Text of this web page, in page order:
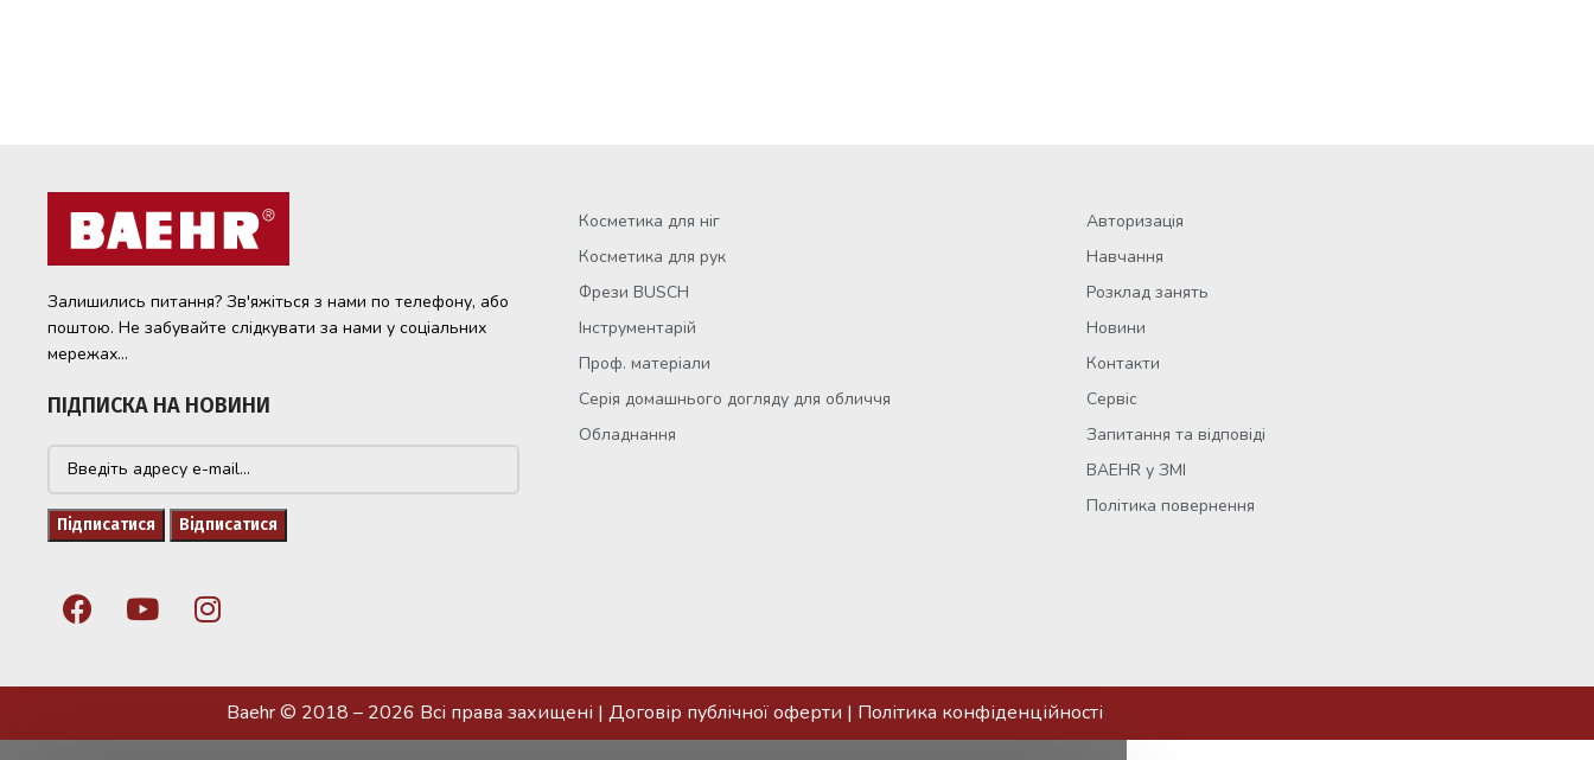
Залишились питання? Зв'яжіться з нами по телефону, або
поштою. Не забувайте слідкувати за нами у соціальних
мережах...
ПІДПИСКА НА НОВИНИ
Косметика для ніг
Косметика для рук
Фрези BUSCH
Інструментарій
Проф. матеріали
Серія домашнього догляду для обличчя
Обладнання
Авторизація
Навчання
Розклад занять
Новини
Контакти
Сервіс
Запитання та відповіді
BAEHR у ЗМІ
Політика повернення
Baehr © 2018 – 2026 Всі права захищені | Договір публічної оферти | Політика конфіденційності